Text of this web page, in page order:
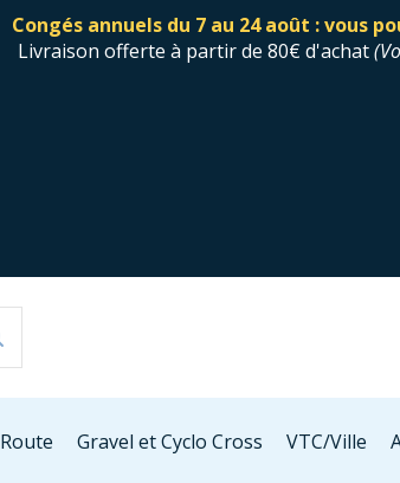
Congés annuels du 7 au 24 août : vous
Livraison offerte à partir de 80€ d'achat(
Route Gravel et Cyclo Cross VTC/Ville